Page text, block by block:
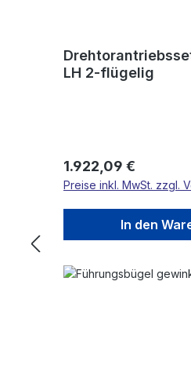
LH 2-flügelig
Regulärer Preis:
1.922,09 €
Preise inkl. MwSt. zzgl.
In den